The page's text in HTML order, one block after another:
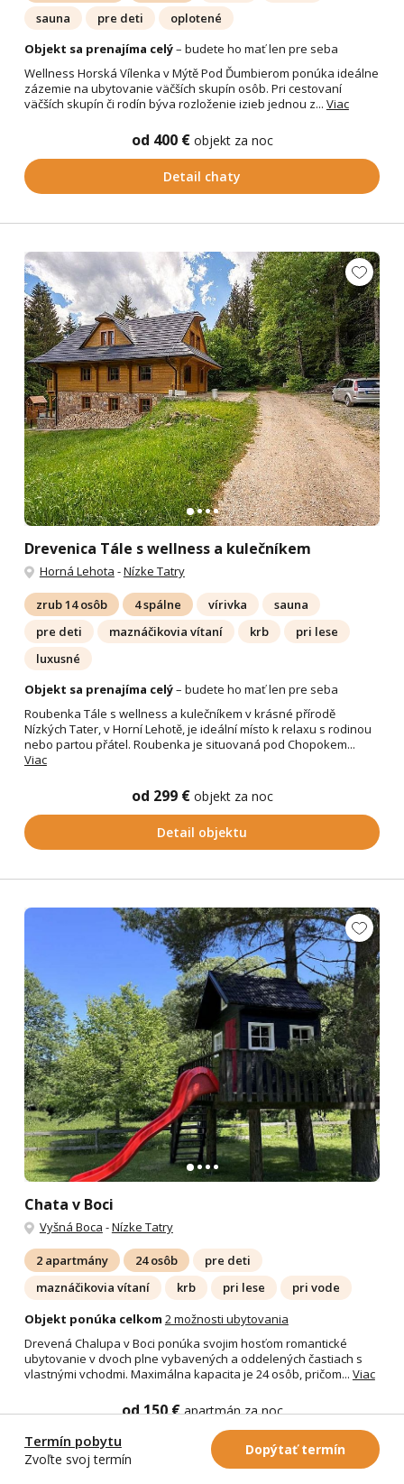
Termín pobytu
Zvoľte svoj termín
Dopýtať termín
sauna
pre deti
oplotené
Objekt sa prenajíma celý– budete ho mať len pre seba
Wellness Horská Vílenka v Mýtě Pod Ďumbierom ponúka ideálne
zázemie na ubytovanie väčších skupín osôb. Pri cestovaní
väčších skupín či rodín býva rozloženie izieb jednou z... Viac
od 400 € objekt za noc
Detail chaty
Drevenica Tále s wellness a kulečníkem
Horná Lehota -Nízke Tatry
zrub 14 osôb 4 spálne vírivka
sauna
pre deti
maznáčikovia vítaní krb
pri lese
luxusné
Objekt sa prenajíma celý– budete ho mať len pre seba
Roubenka Tále s wellness a kulečníkem v krásné přírodě
Nízkých Tater, v Horní Lehotě, je ideální místo k relaxu s rodinou
nebo partou přátel. Roubenka je situovaná pod Chopokem...
Viac
od 299 € objekt za noc
Detail objektu
Chata v Boci
Vyšná Boca -Nízke Tatry
2 apartmány 24 osôb
pre deti
maznáčikovia vítaní
krb pri lese
pri vode
Objekt ponúka celkom 2 možnosti ubytovania
Drevená Chalupa v Boci ponúka svojim hosťom romantické
ubytovanie v dvoch plne vybavených a oddelených častiach s
vlastnými vchodmi. Maximálna kapacita je 24 osôb, pričom... Viac
od 150 €apartmán za noc
Detail chaty